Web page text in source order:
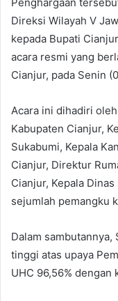
Penghargaan
Direksi Wilayah V
kepada Bupati
acara resmi yang
Cianjur, pada Senin
Acara ini dihadiri
Kabupaten Cianjur,
Sukabumi, Kepala
Cianjur, Direktur
Cianjur, Kepala
sejumlah pemangku
Dalam
tinggi atas upaya
UHC 96,56% dengan